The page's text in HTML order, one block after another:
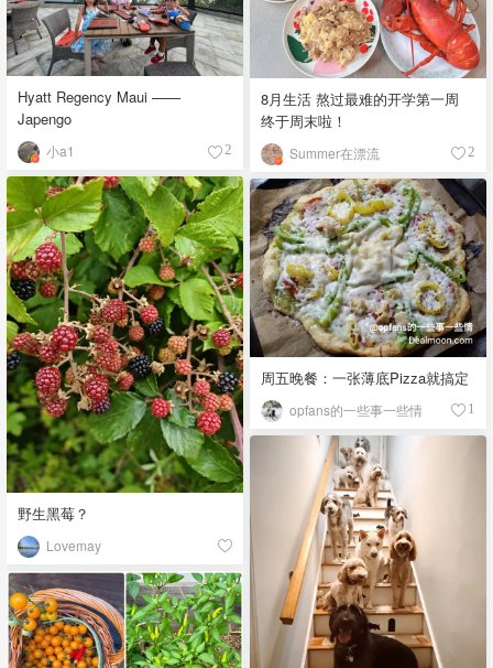
Hyatt Regency Maui ——
Japengo
小a1 2
8月生活 熬过最难的开学第一周
终于周末啦！
Summer在漂流 2
野生黑莓？
Lovemay
周五晚餐：一张薄底Pizza就搞定
opfans的一些事一些情 1